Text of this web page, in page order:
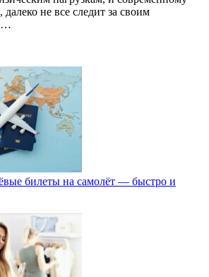
не все следит за своим
билеты на самолёт — быстро и